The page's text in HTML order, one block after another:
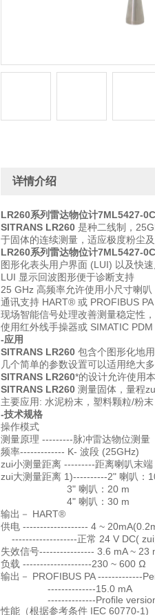
详情介绍
LR260系列雷达物位计7ML5427-
SITRANS LR260 是种二线制，
于固体的连续测量，适应极度粉尘
LR260系列雷达物位计7ML5427-
图形化表头用户界面 (LUI) 以及快
LUI 显示回波图形便于诊断支持
25 GHz 高频率允许使用小尺寸喇
通讯支持 HART® 或 PROFIBUS PA
现场智能信号处理改善测量稳定性
使用红外线手操器或 SIMATIC
-应用
SITRANS LR260 包含个图形化地
几个简单的参数设置可以适用绝大多
SITRANS LR260*的设计允许使用
SITRANS LR260 测量固体，量程
主要应用: 水泥粉末，塑料颗粒/粉
-技术规格
操作模式
测量原理 ---------脉冲雷达物位测量
频率------------- K- 波段 (25GHz)
zui小测量距离 ---------距离喇叭末
zui大测量距离 1)----------2" 喇叭：
3" 喇叭：20 m
4" 喇叭：30 m
输出－ HART®
供电 ------------------- 4 ~
-------------------正常 24 V DC( zui
失效信号---------------- 3.6 mA ~ 23
负载 --------------------230 ~ 600 Ω
输出－ PROFIBUS PA -------------
--------------15.0 mA
--------------Proﬁle version
性能（根据参考条件 IEC 60770-1)